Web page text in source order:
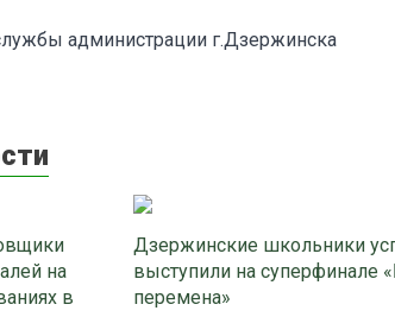
администрации г.Дзержинска
на
в
Дзержинские школьники
выступили на суперфинале
перемена»